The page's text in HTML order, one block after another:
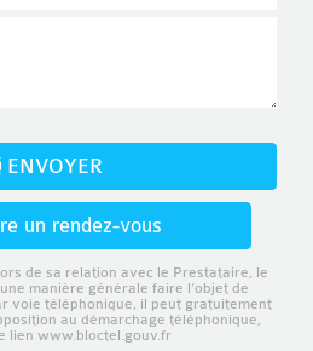
ENVOYER
un rendez-vous
de sa relation avec le Prestataire, le
manière générale faire l’objet de
voie téléphonique, il peut gratuitement
au démarchage téléphonique,
lien www.bloctel.gouv.fr